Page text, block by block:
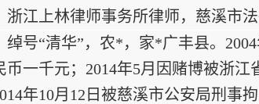
江上林律师事务所律师，慈溪市法
绰号“清华”，农*，家*广丰县。
币一千元；2014年5月因赌博被浙
年10月12日被慈溪市公安局刑事